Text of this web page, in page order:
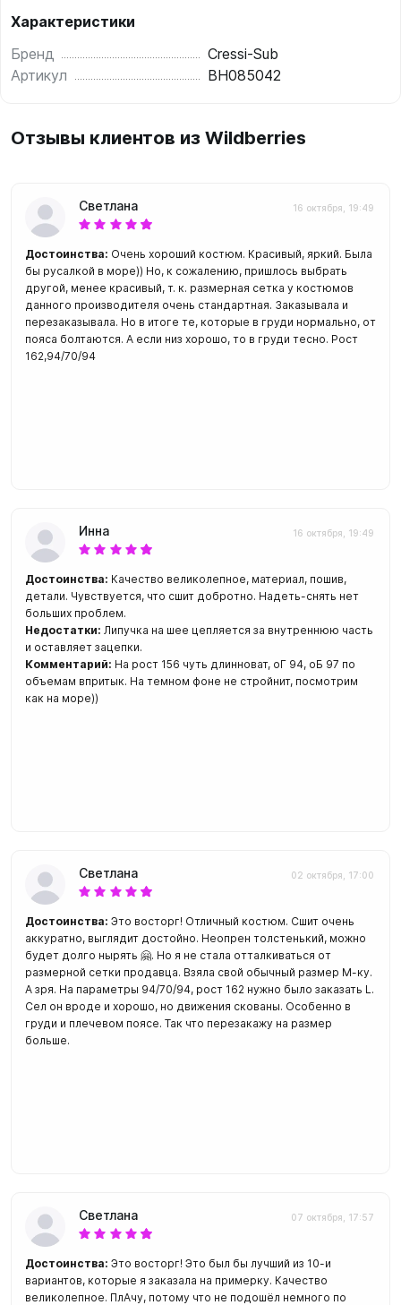
Характеристики
Бренд
Cressi-Sub
Артикул
BH085042
Отзывы клиентов из Wildberries
Светлана 16 октября, 19:49
Достоинства: Очень хороший костюм. Красивый, яркий. Была
бы русалкой в море)) Но, к сожалению, пришлось выбрать
другой, менее красивый, т. к. размерная сетка у костюмов
данного производителя очень стандартная. Заказывала и
перезаказывала. Но в итоге те, которые в груди нормально, от
пояса болтаются. А если низ хорошо, то в груди тесно. Рост
162,94/70/94
Инна 16 октября, 19:49
Достоинства: Качество великолепное, материал, пошив,
детали. Чувствуется, что сшит добротно. Надеть-снять нет
больших проблем.
Недостатки: Липучка на шее цепляется за внутреннюю часть
и оставляет зацепки.
Комментарий: На рост 156 чуть длинноват, оГ 94, оБ 97 по
объемам впритык. На темном фоне не стройнит, посмотрим
как на море))
Светлана 02 октября, 17:00
Достоинства: Это восторг! Отличный костюм. Сшит очень
аккуратно, выглядит достойно. Неопрен толстенький, можно
будет долго нырять 🤗. Но я не стала отталкиваться от
размерной сетки продавца. Взяла свой обычный размер М-ку.
А зря. На параметры 94/70/94, рост 162 нужно было заказать L.
Сел он вроде и хорошо, но движения скованы. Особенно в
груди и плечевом поясе. Так что перезакажу на размер
больше.
Светлана 07 октября, 17:57
Достоинства: Это восторг! Это был бы лучший из 10-и
вариантов, которые я заказала на примерку. Качество
великолепное. ПлАчу, потому что не подошёл немного по